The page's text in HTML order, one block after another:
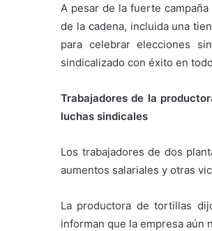
A pesar de la fuerte
de la cadena, incluida una
para celebrar elecciones
sindicalizado con éxito en
Trabajadores de la
luchas sindicales
Los trabajadores de dos
aumentos salariales y otras
La productora de tortillas
informan que la empresa aún